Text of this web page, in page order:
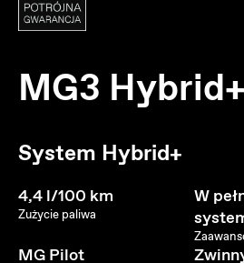
MG3 Hybrid+
System Hybrid+
4,4 l/100 km
Zużycie paliwa
W
MG Pilot